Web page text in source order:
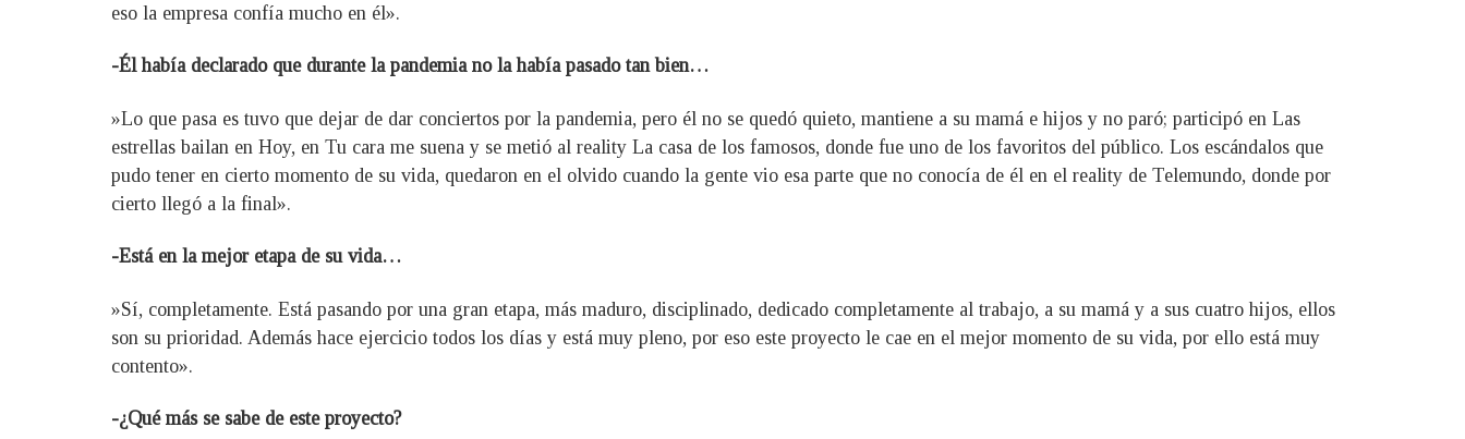
eso la empresa confía mucho en él».
-Él había declarado que durante la pandemia no la había pasado tan bien…
»Lo que pasa es tuvo que dejar de dar conciertos por la pandemia, pero él no se quedó quieto, mantiene a su mamá e hijos y no paró; participó en Las
estrellas bailan en Hoy, en Tu cara me suena y se metió al reality La casa de los famosos, donde fue uno de los favoritos del público. Los escándalos que
pudo tener en cierto momento de su vida, quedaron en el olvido cuando la gente vio esa parte que no conocía de él en el reality de Telemundo, donde por
cierto llegó a la final».
-Está en la mejor etapa de su vida…
»Sí, completamente. Está pasando por una gran etapa, más maduro, disciplinado, dedicado completamente al trabajo, a su mamá y a sus cuatro hijos, ellos
son su prioridad. Además hace ejercicio todos los días y está muy pleno, por eso este proyecto le cae en el mejor momento de su vida, por ello está muy
contento».
-¿Qué más se sabe de este proyecto?